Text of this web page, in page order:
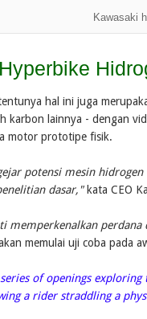
Kawasaki
hal ini juga
karbon lainnya - dengan
motor prototipe fisik.
potensi mesin
dasar,"kata CEO
memperkenalkan
memulai uji coba pada
of openings
a rider straddling a